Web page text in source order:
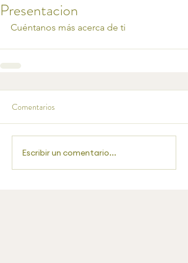
Presentacion
Cuéntanos más acerca de ti
Comentarios
Escribir un comentario...